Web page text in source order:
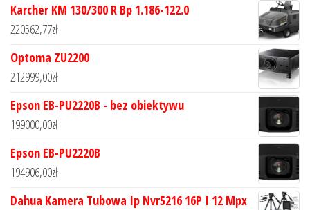
Karcher KM 130/300 R Bp 1.186-122.0
220562,77zł
Optoma ZU2200
212999,00zł
Epson EB-PU2220B - bez obiektywu
199000,00zł
Epson EB-PU2220B
194906,00zł
Dahua Kamera Tubowa Ip Nvr5216 16P I 12 Mpx